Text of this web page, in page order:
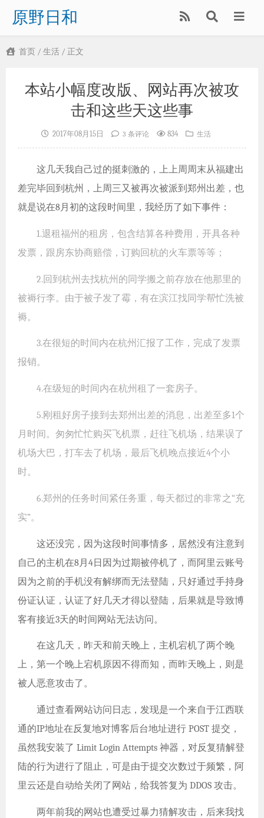
原野日和
首页 / 生活 / 正文
本站小幅度改版、网站再次被攻
击和这些天这些事
2017年08月15日 3 条评论 834 生活
这几天我自己过的挺刺激的，上上周周末从福建出
差完毕回到杭州，上周三又被再次被派到郑州出差，也
就是说在8月初的这段时间里，我经历了如下事件：
1.退租福州的租房，包含结算各种费用，开具各种
发票，跟房东协商赔偿，订购回杭的火车票等等；
2.回到杭州去找杭州的同学搬之前存放在他那里的
被褥行李。由于被子发了霉，有在滨江找同学帮忙洗被
褥。
3.在很短的时间内在杭州汇报了工作，完成了发票
报销。
4.在级短的时间内在杭州租了一套房子。
5.刚租好房子接到去郑州出差的消息，出差至多1个
月时间。匆匆忙忙购买飞机票，赶往飞机场，结果误了
机场大巴，打车去了机场，最后飞机晚点接近4个小
时。
6.郑州的任务时间紧任务重，每天都过的非常之“充
实”。
这还没完，因为这段时间事情多，居然没有注意到
自己的主机在8月4日因为过期被停机了，而阿里云账号
因为之前的手机没有解绑而无法登陆，只好通过手持身
份证认证，认证了好几天才得以登陆，后果就是导致博
客有接近3天的时间网站无法访问。
在这几天，昨天和前天晚上，主机宕机了两个晚
上，第一个晚上宕机原因不得而知，而昨天晚上，则是
被人恶意攻击了。
通过查看网站访问日志，发现是一个来自于江西联
通的IP地址在反复地对博客后台地址进行 POST 提交，
虽然我安装了 Limit Login Attempts 神器，对反复猜解登
陆的行为进行了阻止，可是由于提交次数过于频繁，阿
里云还是自动给关闭了网站，给我答复为 DDOS 攻击。
两年前我的网站也遭受过暴力猜解攻击，后来我找